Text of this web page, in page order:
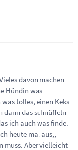
davon machen
Hündin was
tolles, einen Keks
dann das schnüffeln
ich auch was finde.
heute mal aus,,
muss. Aber vielleicht